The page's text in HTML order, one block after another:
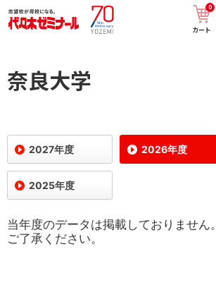
カート
0
奈良大学
2027年度 2026年度
2025年度
当年度のデータは掲載しておりません。
ご了承ください。